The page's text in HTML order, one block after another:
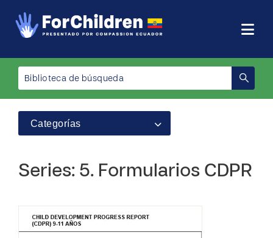
Categorías
Series: 5. Formularios CDPR